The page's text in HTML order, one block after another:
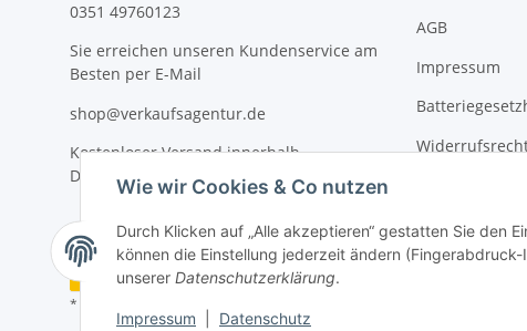
Wie wir Cookies & Co nutzen
Durch Klicken auf „Alle akzeptieren“ gestatten Sie den
können die Einstellung jederzeit ändern
unserer Datenschutzerklärung.
Impressum Datenschutz
0351 49760123
Sie erreichen unseren Kundenservice am
Besten per E-Mail
shop@verkaufsagentur.de
Kostenloser Versand innerhalb
Deutschlands
AGB
Impressum
Vertrag widerrufen
* Alle Preise inkl. gesetzlicher USt., inkl.